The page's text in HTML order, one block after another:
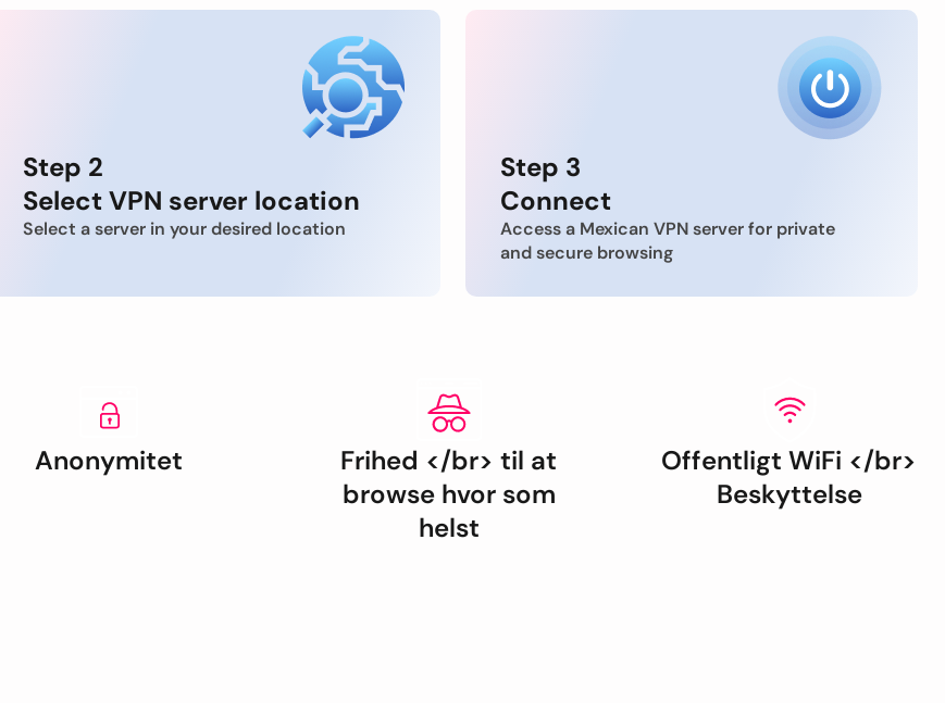
Step 2
Select VPN server location
Select a server in your desired location
Step 3
Connect
Access a Mexican VPN server for private
and secure browsing
Anonymitet
Frihed </br> til at
browse hvor som
helst
Offentligt WiFi </br>
Beskyttelse